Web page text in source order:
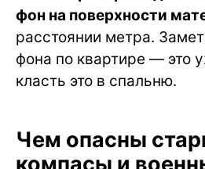
фон на поверхности
расстоянии метра.
фона по квартире — это
класть это в спальню.
Чем опасны